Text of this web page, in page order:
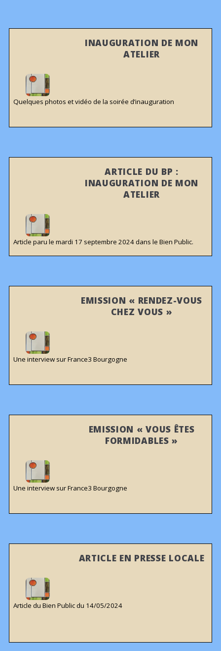
INAUGURATION DE MON
ATELIER
Quelques photos et vidéo de la soirée d’inauguration
ARTICLE DU BP :
INAUGURATION DE MON
ATELIER
Article paru le mardi 17 septembre 2024 dans le Bien Public.
EMISSION « RENDEZ-VOUS
CHEZ VOUS »
Une interview sur France3 Bourgogne
EMISSION « VOUS ÊTES
FORMIDABLES »
Une interview sur France3 Bourgogne
ARTICLE EN PRESSE LOCALE
Article du Bien Public du 14/05/2024